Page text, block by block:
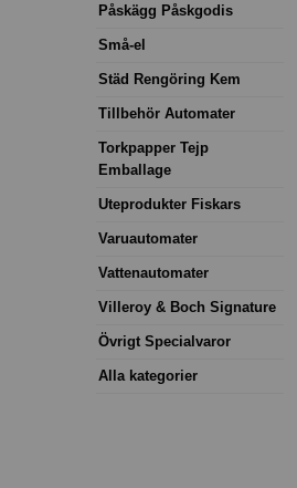
Påskägg Påskgodis
Små-el
Städ Rengöring Kem
Tillbehör Automater
Torkpapper Tejp
Emballage
Uteprodukter Fiskars
Varuautomater
Vattenautomater
Villeroy & Boch Signature
Övrigt Specialvaror
Alla kategorier